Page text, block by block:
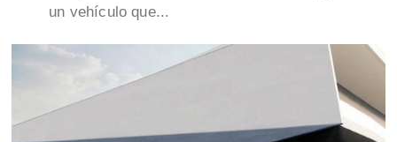
un vehículo que...